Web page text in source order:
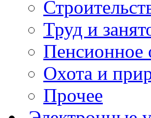
Труд и
Пенсионное
Охота и
Прочее